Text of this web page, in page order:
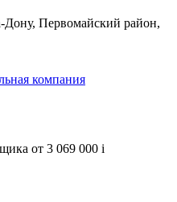
Дону, Первомайский район,
компания
от 3 069 000 i